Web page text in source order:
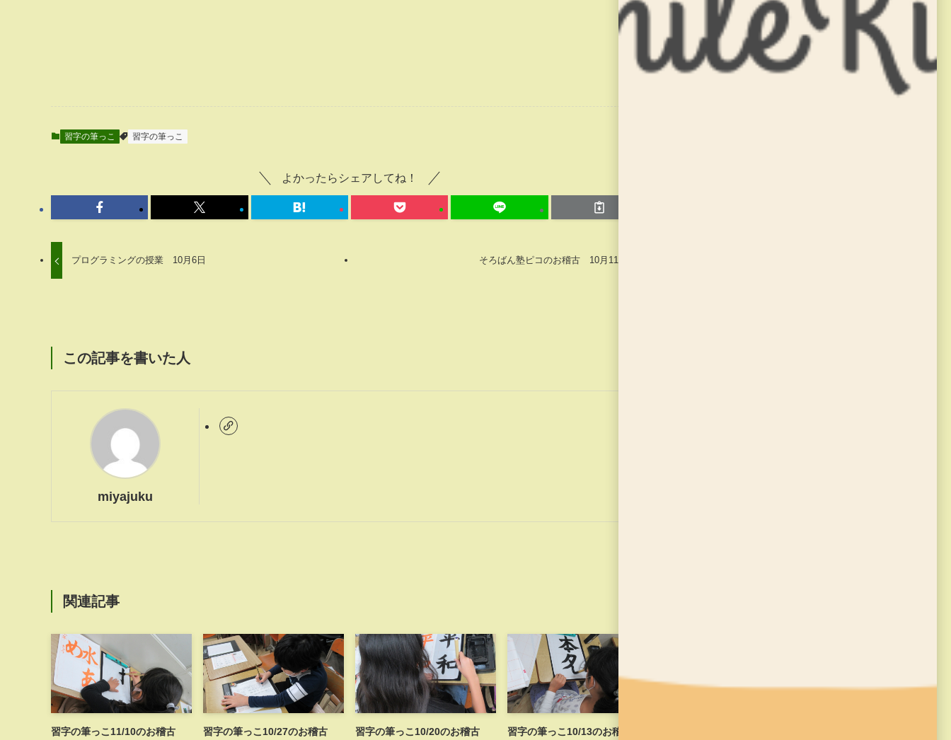
習字の筆っこ 習字の筆っこ
よかったらシェアしてね！
プログラミングの授業 10月6日 そろばん塾ピコのお稽古 10月11日
この記事を書いた人
miyajuku
関連記事
習字の筆っこ11/10のお稽古 習字の筆っこ10/27のお稽古 習字の筆っこ10/20のお稽古 習字の筆っこ10/13のお稽古